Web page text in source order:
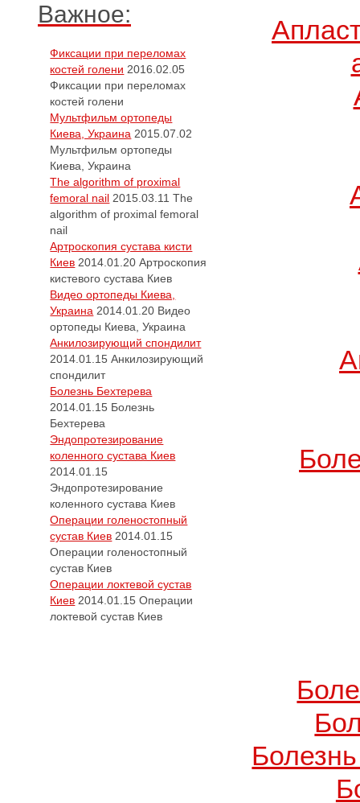
Важное:
Фиксации при переломах
костей голени 2016.02.05
Фиксации при переломах
костей голени
Мультфильм ортопеды
Киева, Украина 2015.07.02
Мультфильм ортопеды
Киева, Украина
The algorithm of proximal
femoral nail 2015.03.11 The
algorithm of proximal femoral
nail
Артроскопия сустава кисти
Киев 2014.01.20 Артроскопия
кистевого сустава Киев
Видео ортопеды Киева,
Украина 2014.01.20 Видео
ортопеды Киева, Украина
Анкилозирующий спондилит
2014.01.15 Анкилозирующий
спондилит
Болезнь Бехтерева
2014.01.15 Болезнь
Бехтерева
Эндопротезирование
коленного сустава Киев
2014.01.15
Эндопротезирование
коленного сустава Киев
Операции голеностопный
сустав Киев 2014.01.15
Операции голеностопный
сустав Киев
Операции локтевой сустав
Киев 2014.01.15 Операции
локтевой сустав Киев